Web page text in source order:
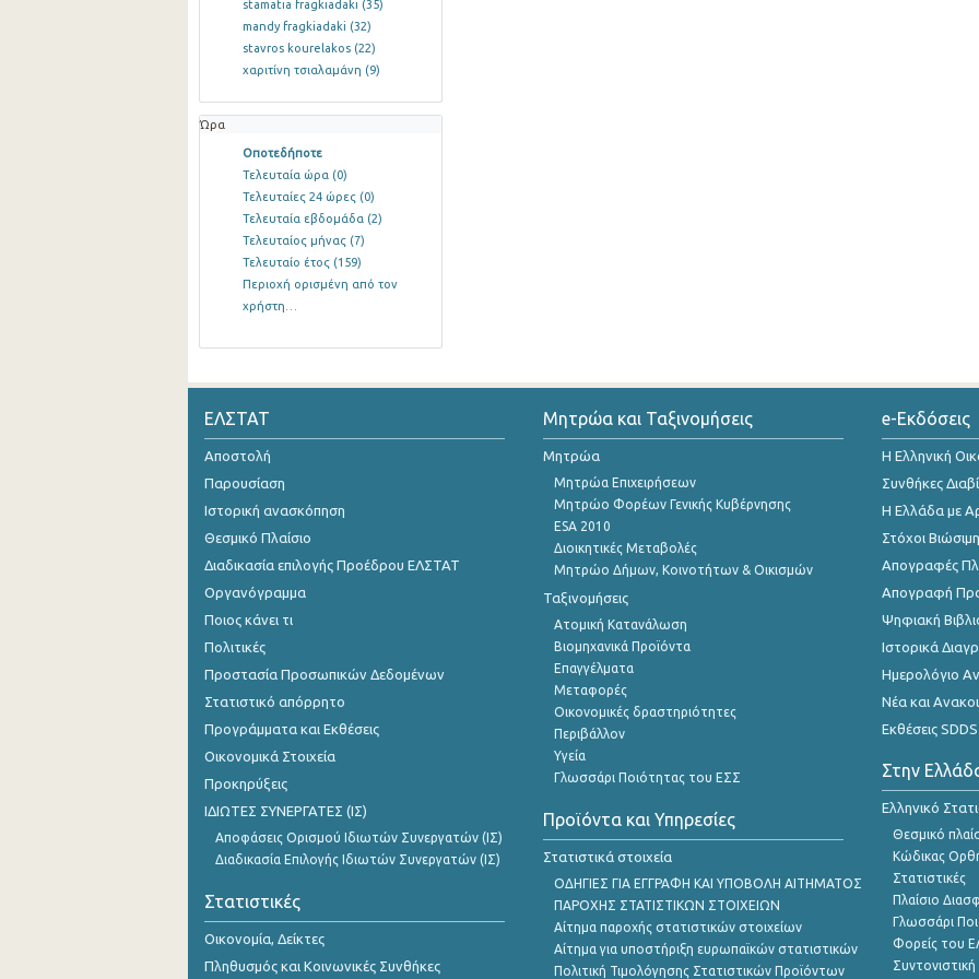
stamatia fragkiadaki (35)
mandy fragkiadaki (32)
stavros kourelakos (22)
χαριτίνη τσιαλαμάνη (9)
Ώρα
Οποτεδήποτε
Τελευταία ώρα (0)
Τελευταίες 24 ώρες (0)
Τελευταία εβδομάδα (2)
Τελευταίος μήνας (7)
Τελευταίο έτος (159)
Περιοχή ορισμένη από τον
χρήστη…
ΕΛΣΤΑΤ
Αποστολή
Παρουσίαση
Ιστορική ανασκόπηση
Θεσμικό Πλαίσιο
Διαδικασία επιλογής Προέδρου ΕΛΣΤΑΤ
Οργανόγραμμα
Ποιος κάνει τι
Πολιτικές
Προστασία Προσωπικών Δεδομένων
Στατιστικό απόρρητο
Προγράμματα και Εκθέσεις
Οικονομικά Στοιχεία
Προκηρύξεις
ΙΔΙΩΤΕΣ ΣΥΝΕΡΓΑΤΕΣ (ΙΣ)
Αποφάσεις Ορισμού Ιδιωτών Συνεργατών (ΙΣ)
Διαδικασία Επιλογής Ιδιωτών Συνεργατών (ΙΣ)
Στατιστικές
Οικονομία, Δείκτες
Πληθυσμός και Κοινωνικές Συνθήκες
Μητρώα και Ταξινομήσεις
Μητρώα
Μητρώα Επιχειρήσεων
Μητρώο Φορέων Γενικής Κυβέρνησης
ESA 2010
Διοικητικές Μεταβολές
Μητρώο Δήμων, Κοινοτήτων & Οικισμών
Ταξινομήσεις
Ατομική Κατανάλωση
Βιομηχανικά Προϊόντα
Επαγγέλματα
Μεταφορές
Οικονομικές δραστηριότητες
Περιβάλλον
Υγεία
Γλωσσάρι Ποιότητας του ΕΣΣ
Προϊόντα και Υπηρεσίες
Στατιστικά στοιχεία
ΟΔΗΓΙΕΣ ΓΙΑ ΕΓΓΡΑΦΗ ΚΑΙ ΥΠΟΒΟΛΗ ΑΙΤΗΜΑΤΟΣ
ΠΑΡΟΧΗΣ ΣΤΑΤΙΣΤΙΚΩΝ ΣΤΟΙΧΕΙΩΝ
Αίτημα παροχής στατιστικών στοιχείων
Αίτημα για υποστήριξη ευρωπαϊκών στατιστικών
Πολιτική Τιμολόγησης Στατιστικών Προϊόντων
e-Εκδόσεις
Η Ελληνική
Συνθήκες
Η Ελλάδα με
Στόχοι
Απογραφές
Απογραφή
Ψηφιακή
Ιστορικά
Ημερολόγιο
Νέα και
Εκθέσεις SDDS
Στην
Ελληνικό
Θεσμικό
Κώδικας
Στατιστικές
Πλαίσιο
Γλωσσάρι
Φορείς του